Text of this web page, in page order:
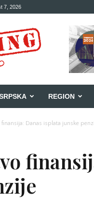
7, 2026
REGION
Danas isplata junske